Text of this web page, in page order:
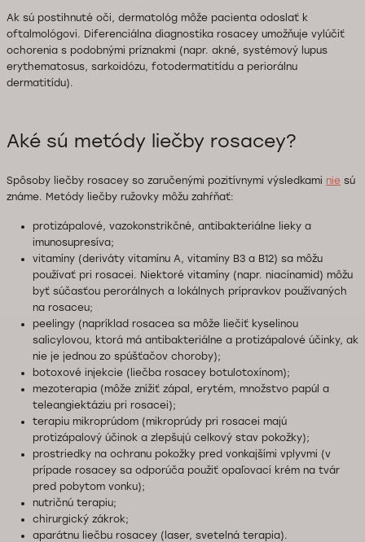
Ak sú postihnuté oči, dermatológ môže pacienta odoslať k
oftalmológovi. Diferenciálna diagnostika rosacey umožňuje vylúčiť
ochorenia s podobnými príznakmi (napr. akné, systémový lupus
erythematosus, sarkoidózu, fotodermatitídu a periorálnu
dermatitídu).
Aké sú metódy liečby rosacey?
Spôsoby liečby rosacey so zaručenými pozitívnymi výsledkami nie sú
známe. Metódy liečby ružovky môžu zahŕňať:
protizápalové, vazokonstrikčné, antibakteriálne lieky a
imunosupresíva;
vitamíny (deriváty vitamínu A, vitamíny B3 a B12) sa môžu
používať pri rosacei. Niektoré vitamíny (napr. niacínamid) môžu
byť súčasťou perorálnych a lokálnych prípravkov používaných
na rosaceu;
peelingy (napríklad rosacea sa môže liečiť kyselinou
salicylovou, ktorá má antibakteriálne a protizápalové účinky, ak
nie je jednou zo spúšťačov choroby);
botoxové injekcie (liečba rosacey botulotoxínom);
mezoterapia (môže znížiť zápal, erytém, množstvo papúl a
teleangiektáziu pri rosacei);
terapiu mikroprúdom (mikroprúdy pri rosacei majú
protizápalový účinok a zlepšujú celkový stav pokožky);
prostriedky na ochranu pokožky pred vonkajšími vplyvmi (v
prípade rosacey sa odporúča použiť opaľovací krém na tvár
pred pobytom vonku);
nutričnú terapiu;
chirurgický zákrok;
aparátnu liečbu rosacey (laser, svetelná terapia).